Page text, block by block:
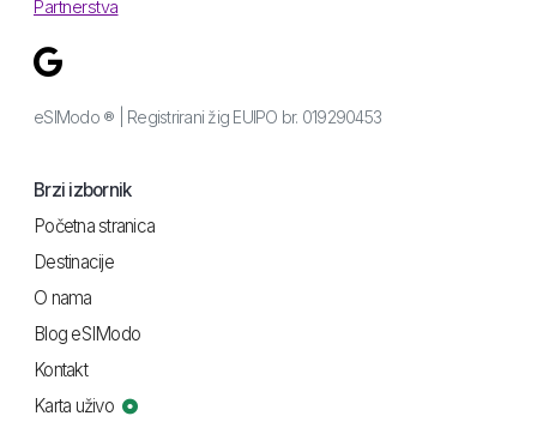
Partnerstva
eSIModo ® | Registrirani žig EUIPO br. 019290453
Brzi izbornik
Početna stranica
Destinacije
O nama
Blog eSIModo
Kontakt
Karta uživo